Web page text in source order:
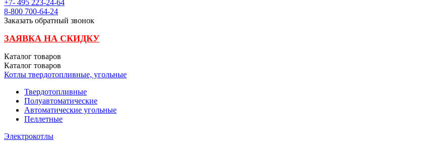
+7- 495 223-24-64
8-800 700-64-24
Заказать обратный звонок
ЗАЯВКА НА СКИДКУ
Каталог товаров
Каталог товаров
Котлы твердотопливные, угольные
Твердотопливные
Полуавтоматические
Автоматические угольные
Пеллетные
Электрокотлы